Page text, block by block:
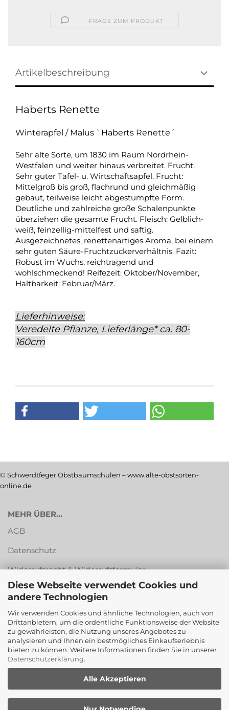
Diese Webseite verwendet Cookies und
andere Technologien
Wir verwenden Cookies und ähnliche Technologien, auch von
Drittanbietern, um die ordentliche Funktionsweise der Website
zu gewährleisten, die Nutzung unseres Angebotes zu
analysieren und Ihnen ein bestmögliches Einkaufserlebnis
bieten zu können. Weitere Informationen finden Sie in unserer
Datenschutzerklärung.
Alle Akzeptieren
FRAGE ZUM PRODUKT
Artikelbeschreibung
Haberts Renette
Winterapfel / Malus `Haberts Renette´
Sehr alte Sorte, um 1830 im Raum Nordrhein-
Westfalen und weiter hinaus verbreitet. Frucht:
Sehr guter Tafel- u. Wirtschaftsapfel. Frucht:
Mittelgroß bis groß, flachrund und gleichmäßig
gebaut, teilweise leicht abgestumpfte Form.
Deutliche und zahlreiche große Schalenpunkte
überziehen die gesamte Frucht. Fleisch: Gelblich-
weiß, feinzellig-mittelfest und saftig.
Ausgezeichnetes, renettenartiges Aroma, bei einem
sehr guten Säure-Fruchtzuckerverhältnis. Fazit:
Robust im Wuchs, reichtragend und
wohlschmeckend! Reifezeit: Oktober/November,
Haltbarkeit: Februar/März.
Lieferhinweise:
Veredelte Pflanze, Lieferlänge* ca. 80-
160cm
© Schwerdtfeger Obstbaumschulen – www.alte-obstsorten-
online.de
MEHR ÜBER...
AGB
Datenschutz
Widerrufsrecht & Widerrufsformular
Versandkosten & Zahlungsarten
Impressum
Cookie Einstellungen